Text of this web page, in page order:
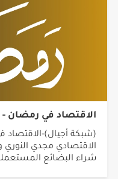
الاقتصاد في رمضان
(شبكة أجيال)-
الاقتصادي مجدي النوري
شراء البضائع